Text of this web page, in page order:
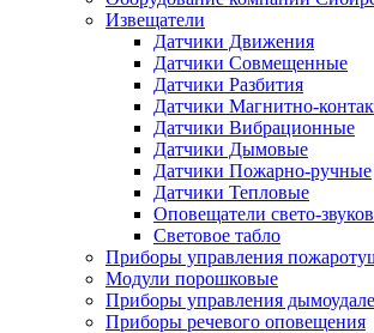
Извещатели
Датчики Движения
Датчики Совмещенные
Датчики Разбития
Датчики Магнитно-
Датчики Вибрационные
Датчики Дымовые
Датчики Пожарно-ручные
Датчики Тепловые
Оповещатели свето-
Световое табло
Приборы управления
Модули порошковые
Приборы управления
Приборы речевого оповещения